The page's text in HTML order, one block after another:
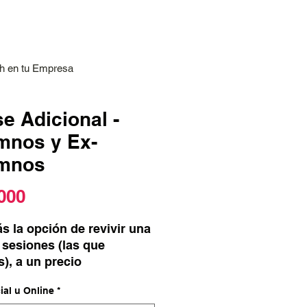
en tu Empresa
Adicional -
y Ex-
Precio
la opción de revivir una
(las que
a un precio
u Online *